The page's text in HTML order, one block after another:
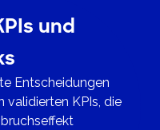
und
Entscheidungen
validierten KPIs, die